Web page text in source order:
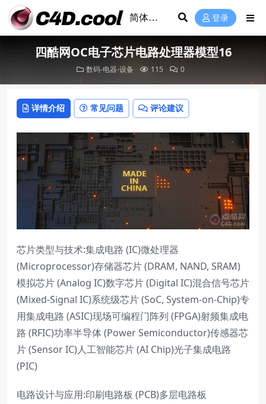
登录
四酷网OC电子芯片电路处理器模型16
数码-电器-设备 115 0
详情介绍 常见问题 评论建议
芯片类型与技术:集成电路 (IC)微处理器
(Microprocessor)存储器芯片 (DRAM, NAND, SRAM)
模拟芯片 (Analog IC)数字芯片 (Digital IC)混合信号芯片
(Mixed-Signal IC)系统级芯片 (SoC, System-on-Chip)专
用集成电路 (ASIC)现场可编程门阵列 (FPGA)射频集成电
路 (RFIC)功率半导体 (Power Semiconductor)传感器芯
片 (Sensor IC)人工智能芯片 (AI Chip)光子集成电路
(PIC)
电路设计与应用:印刷电路板 (PCB)多层电路板